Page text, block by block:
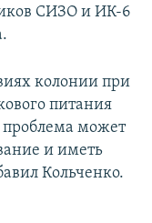
СИЗО и ИК-6
колонии при
питания
может
и иметь
Кольченко.